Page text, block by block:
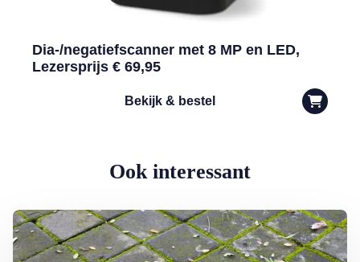
Dia-/negatiefscanner met 8 MP en LED,
Lezersprijs € 69,95
Bekijk & bestel
Ook interessant
Lees meer over Groene aanslag milieuvriendelijk bestrijden